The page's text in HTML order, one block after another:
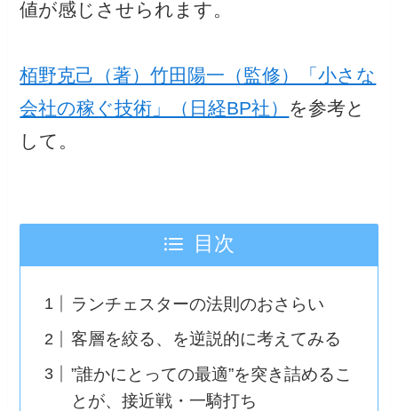
値が感じさせられます。
栢野克己（著）竹田陽一（監修）「小さな
会社の稼ぐ技術」（日経BP社） を参考と
して。
目次
ランチェスターの法則のおさらい
客層を絞る、を逆説的に考えてみる
”誰かにとっての最適”を突き詰めるこ
とが、接近戦・一騎打ち